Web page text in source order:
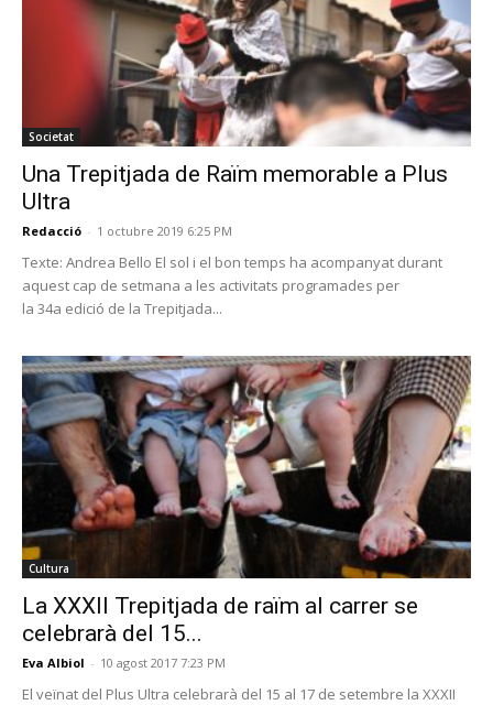
Societat
Una Trepitjada de Raïm memorable a Plus
Ultra
Redacció - 1 octubre 2019 6:25 PM
Texte: Andrea Bello El sol i el bon temps ha acompanyat durant
aquest cap de setmana a les activitats programades per
la 34a edició de la Trepitjada...
Cultura
La XXXII Trepitjada de raïm al carrer se
celebrarà del 15...
Eva Albiol - 10 agost 2017 7:23 PM
El veïnat del Plus Ultra celebrarà del 15 al 17 de setembre la XXXII